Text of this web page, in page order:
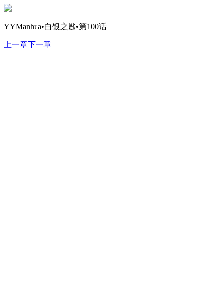
YYManhua•白银之匙•第100话
上一章下一章